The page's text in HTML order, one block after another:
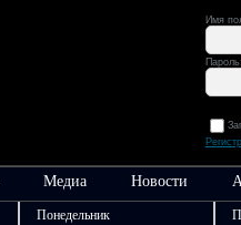
Имя
Пароль:
Медиа Новости
Понедельник